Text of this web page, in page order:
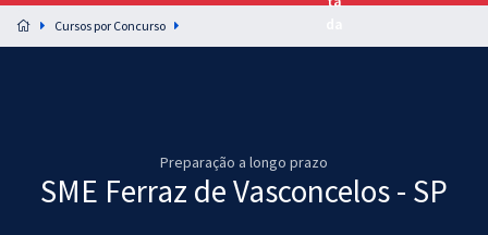
Preparação completa e intensiva para as principais
residências em saúde do Brasil
Cursos por Concurso
Preparação a longo prazo
SME Ferraz de Vasconcelos - SP